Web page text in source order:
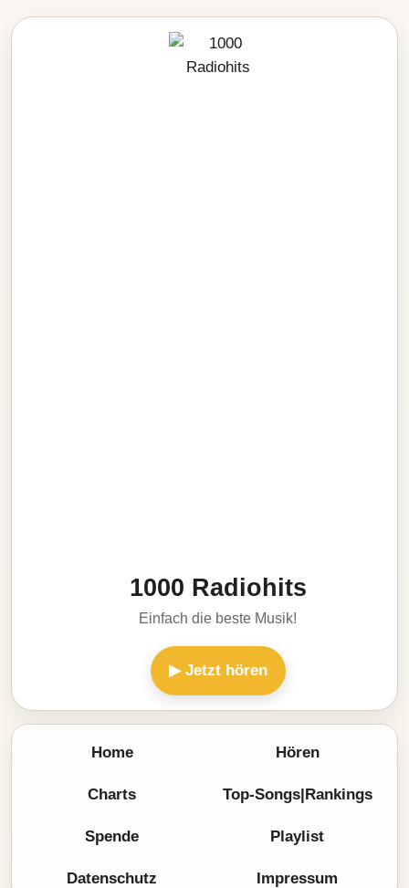
1000 Radiohits
Einfach die beste Musik!
▶ Jetzt hören
Home Hören
Charts Top-Songs|Rankings
Spende Playlist
Datenschutz Impressum